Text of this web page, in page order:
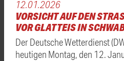
12.01.2026
VORSICHT AUF DEN
OR GLATTEIS IN
Der Deutsche Wetterdienst
heutigen Montag, den 12.